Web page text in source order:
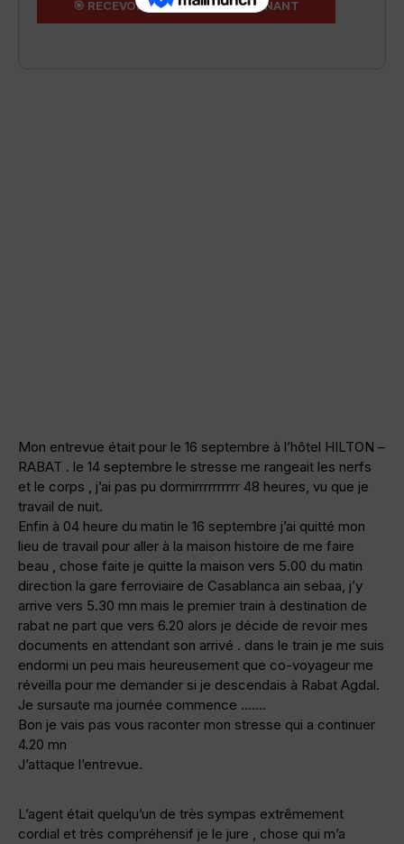
Mon entrevue était pour le 16 septembre à l’hôtel HILTON –
RABAT . le 14 septembre le stresse me rangeait les nerfs
et le corps , j’ai pas pu dormirrrrrrrrrr 48 heures, vu que je
travail de nuit.
Enfin à 04 heure du matin le 16 septembre j’ai quitté mon
lieu de travail pour aller à la maison histoire de me faire
beau , chose faite je quitte la maison vers 5.00 du matin
direction la gare ferroviaire de Casablanca ain sebaa, j’y
arrive vers 5.30 mn mais le premier train à destination de
rabat ne part que vers 6.20 alors je décide de revoir mes
documents en attendant son arrivé . dans le train je me suis
endormi un peu mais heureusement que co-voyageur me
réveilla pour me demander si je descendais à Rabat Agdal.
Je sursaute ma journée commence …….
Bon je vais pas vous raconter mon stresse qui a continuer
4.20 mn
J’attaque l’entrevue.
L’agent était quelqu’un de très sympas extrêmement
cordial et très compréhensif je le jure , chose qui m’a